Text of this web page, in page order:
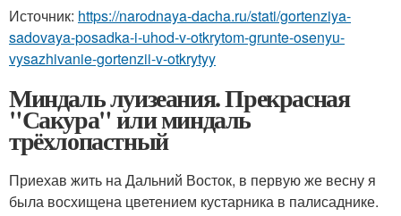
Источник: https://narodnaya-dacha.ru/stati/gortenziya-
sadovaya-posadka-i-uhod-v-otkrytom-grunte-osenyu-
vysazhivanie-gortenzii-v-otkrytyy
Миндаль луизеания. Прекрасная
"Сакура" или миндаль
трёхлопастный
Приехав жить на Дальний Восток, в первую же весну я
была восхищена цветением кустарника в палисаднике.